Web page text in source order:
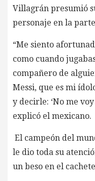
Villagrán presumió
personaje en la
“Me siento
como cuando
compañero de
Messi, que es mi
y decirle: ‘No me
explicó el mexicano.
El campeón del
le dio toda su
un beso en el